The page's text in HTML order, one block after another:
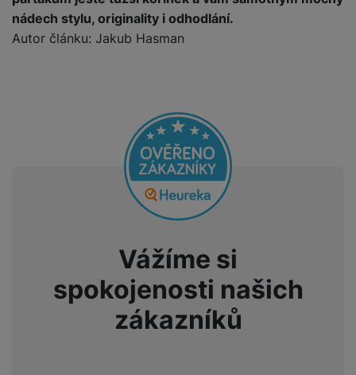
nádech stylu, originality i odhodlání.
Autor článku: Jakub Hasman
Vážíme si
spokojenosti našich
zákazníků